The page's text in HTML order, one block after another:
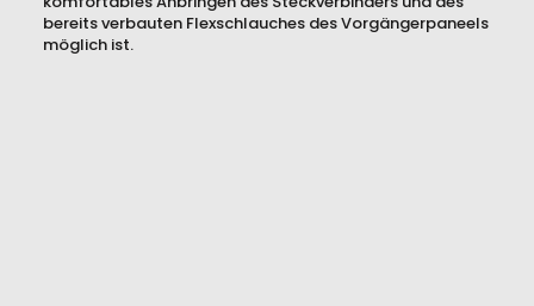
bereits verbauten Flexschlauches des Vorgängerpaneels
möglich ist.